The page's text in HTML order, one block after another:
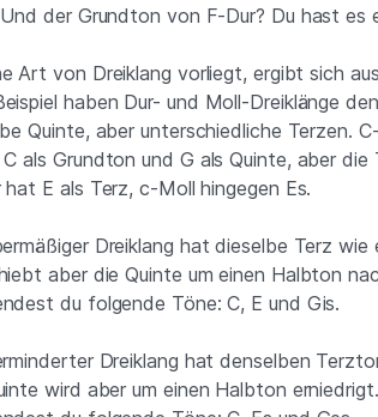
der Grundton von F-Dur? Du hast es
Art von Dreiklang vorliegt, ergibt sich
haben Dur- und Moll-Dreiklänge
Quinte, aber unterschiedliche Terzen.
als Grundton und G als Quinte, aber
hat E als Terz, c-Moll hingegen Es.
Dreiklang hat dieselbe Terz wie
aber die Quinte um einen Halbton
du folgende Töne: C, E und Gis.
Dreiklang hat denselben
wird aber um einen Halbton